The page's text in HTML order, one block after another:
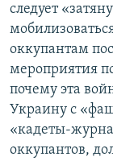
следует
оккупантам
мероприятия
почему эта
Украину с
«кадеты-
оккупантов,